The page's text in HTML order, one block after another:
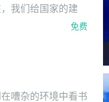
没有宗教生命神圣
我们给国家的建
亡的时候怎么是优
的是热爱生命的角
得好，也要死的
免费
嘈杂的环境中看书